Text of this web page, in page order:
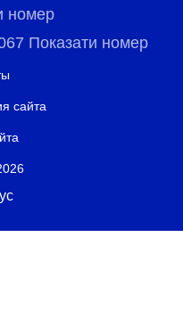
номер
Показати номер
сайта